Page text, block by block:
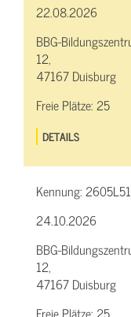
22.08.2026
BBG-
12,
47167 Duisburg
Freie Plätze:25
DETAILS
Kennung:
24.10.2026
BBG-
12,
47167 Duisburg
Freie Plätze: 25